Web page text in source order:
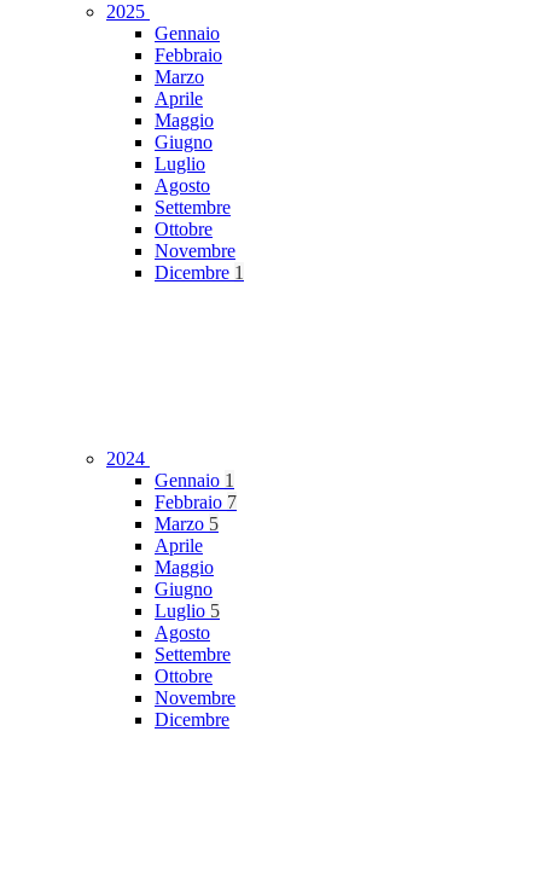
2025
Gennaio
Febbraio
Marzo
Aprile
Maggio
Giugno
Luglio
Agosto
Settembre
Ottobre
Novembre
Dicembre 1
2024
Gennaio 1
Febbraio 7
Marzo 5
Aprile
Maggio
Giugno
Luglio 5
Agosto
Settembre
Ottobre
Novembre
Dicembre